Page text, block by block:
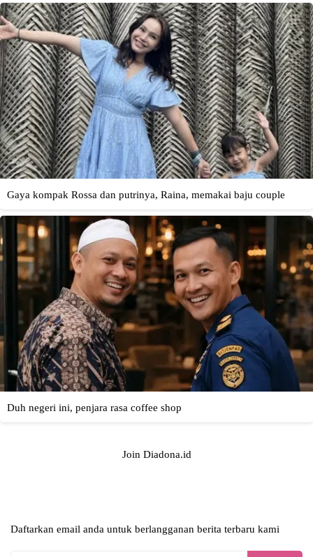
Join Diadona.id
Daftarkan email anda untuk berlangganan berita terbaru kami